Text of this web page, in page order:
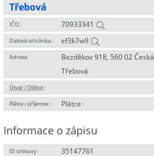
Třebová
IČO: 70933341
Datová schránka: ef3k7w9
Adresa:
Bezděkov 918, 560 02 Česká
Třebová
Útvar / Odbor:
Plátce / příjemce: Plátce
Informace o zápisu
ID smlouvy: 35147761